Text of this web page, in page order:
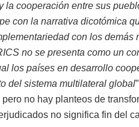
cooperación entre sus
con la narrativa dicotómica
con los
no se presenta como un
los países en desarrollo
del sistema multilateral global
no hay planteos de
no significa fin del